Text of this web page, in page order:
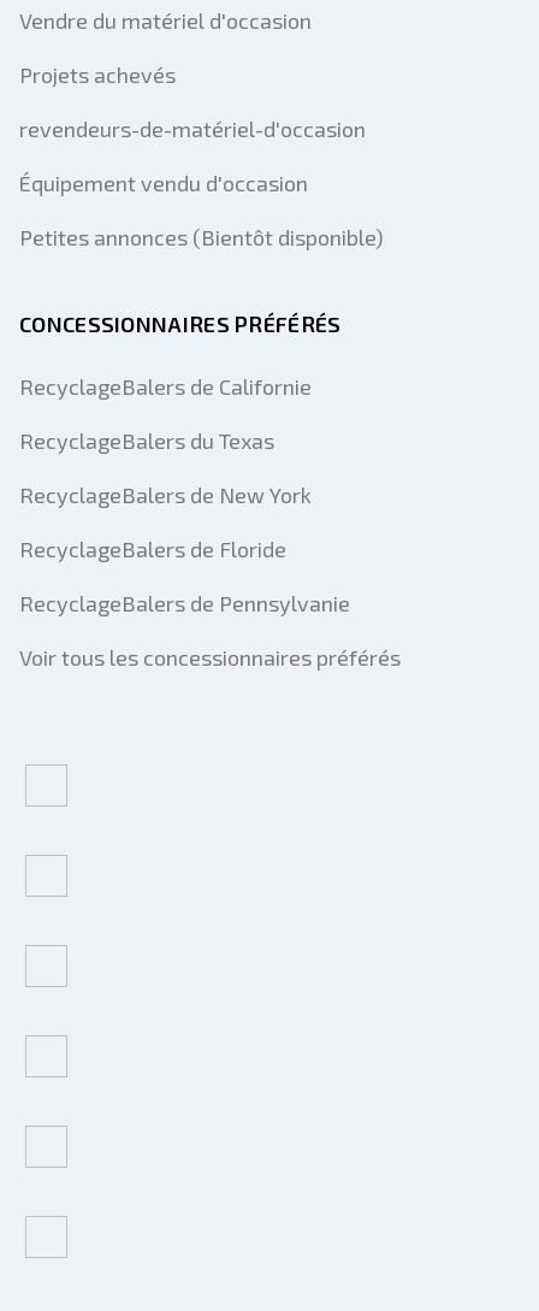
Vendre du matériel d'occasion
Projets achevés
revendeurs-de-matériel-d'occasion
Équipement vendu d'occasion
Petites annonces (Bientôt disponible)
CONCESSIONNAIRES PRÉFÉRÉS
RecyclageBalers de Californie
RecyclageBalers du Texas
RecyclageBalers de New York
RecyclageBalers de Floride
RecyclageBalers de Pennsylvanie
Voir tous les concessionnaires préférés